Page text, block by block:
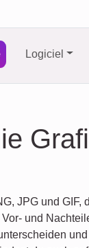
Logiciel
JPG und
und